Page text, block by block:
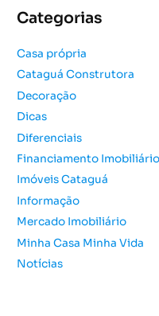
i
a
r
p
o
r
:
Categorias
Casa própria
Cataguá Construtora
Decoração
Dicas
Diferenciais
Financiamento Imobiliário
Imóveis Cataguá
Informação
Mercado Imobiliário
Minha Casa Minha Vida
Notícias